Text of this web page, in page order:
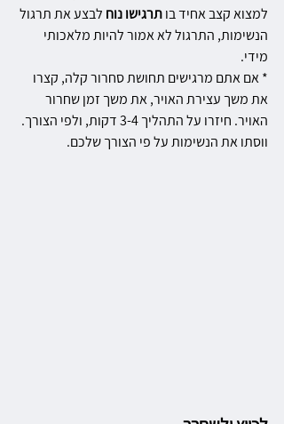
למצוא קצב אחיד בו תרגישו נוח לבצע את תרגול
הנשימות, התרגול לא אמור להיות מלאכותי
מידי.
* אם אתם מרגישים תחושת סחרור קלה, קצרו
את משך עצירת האויר, את משך זמן שחרור
האויר. חיזרו על התהליך 3-4 דקות, ולפי הצורך.
ווסתו את הנשימות על פי הצורך שלכם.